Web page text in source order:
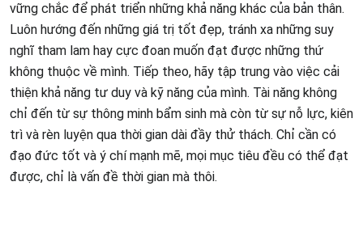
vững chắc để phát triển những khả năng khác của bản thân.
Luôn hướng đến những giá trị tốt đẹp, tránh xa những suy
nghĩ tham lam hay cực đoan muốn đạt được những thứ
không thuộc về mình. Tiếp theo, hãy tập trung vào việc cải
thiện khả năng tư duy và kỹ năng của mình. Tài năng không
chỉ đến từ sự thông minh bẩm sinh mà còn từ sự nỗ lực, kiên
trì và rèn luyện qua thời gian dài đầy thử thách. Chỉ cần có
đạo đức tốt và ý chí mạnh mẽ, mọi mục tiêu đều có thể đạt
được, chỉ là vấn đề thời gian mà thôi.